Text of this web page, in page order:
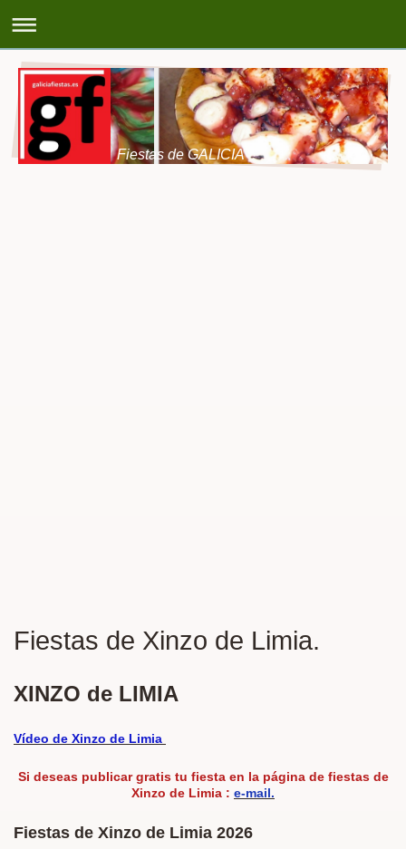
Fiestas de GALICIA
Fiestas de Xinzo de Limia.
XINZO de LIMIA
Vídeo de Xinzo de Limia
Si deseas publicargratis tu fiesta en la página de fiestas de
Xinzo de Limia : e-mail.
Fiestas de Xinzo de Limia 2026